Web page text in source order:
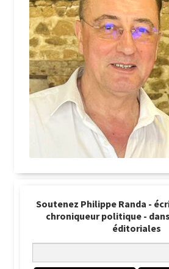
Soutenez Philippe Randa -
chroniqueur politique -
éditoriales